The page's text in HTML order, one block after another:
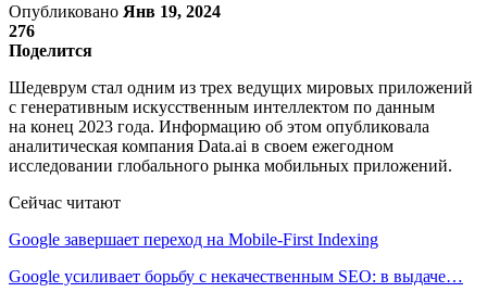
Опубликовано Янв 19, 2024
276
Поделится
Шедеврум стал одним из трех ведущих мировых приложений
с генеративным искусственным интеллектом по данным
на конец 2023 года. Информацию об этом опубликовала
аналитическая компания Data.ai в своем ежегодном
исследовании глобального рынка мобильных приложений.
Сейчас читают
Google завершает переход на Mobile-First Indexing
Google усиливает борьбу с некачественным SEO: в выдаче…